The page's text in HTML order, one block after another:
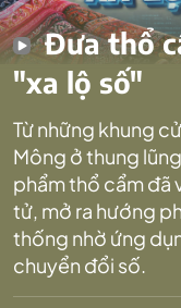
Đưa thổ
"xa lộ số"
Từ những khung
Mông ở thung
phẩm thổ cẩm đã
tử, mở ra hướng
thống nhờ ứng
chuyển đổi số.